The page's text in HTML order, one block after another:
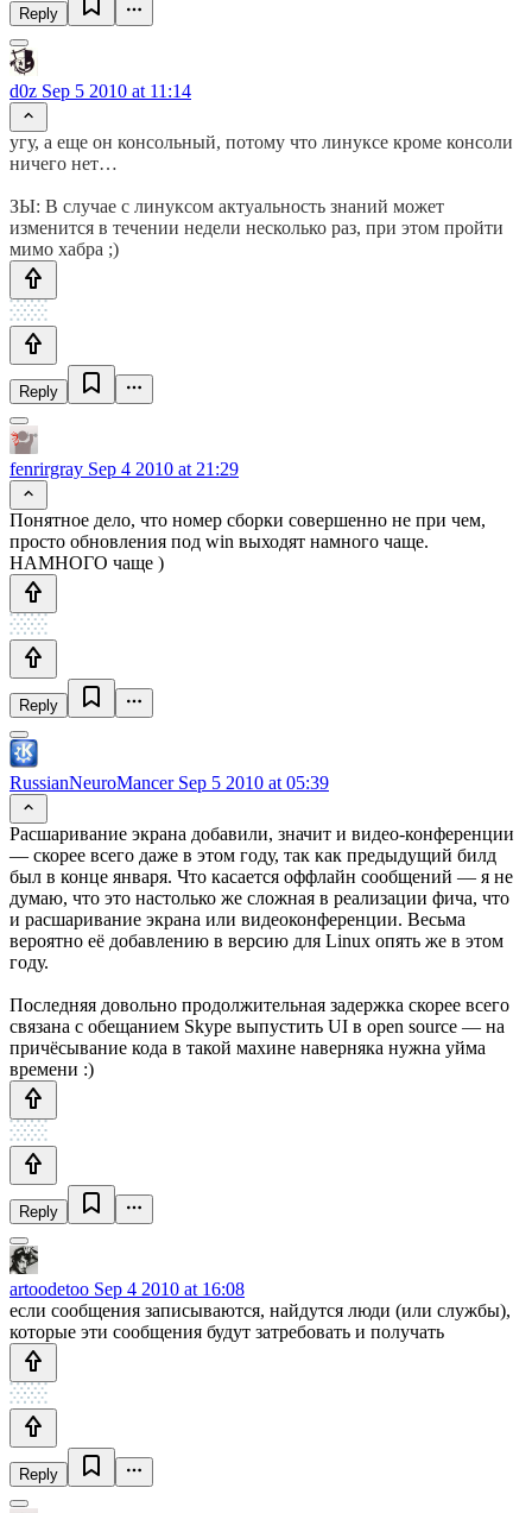
Reply
d0z Sep 5 2010 at 11:14
угу, а еще он консольный, потому что линуксе кроме консоли
ничего нет…
ЗЫ: В случае с линуксом актуальность знаний может
изменится в течении недели несколько раз, при этом пройти
мимо хабра ;)
Reply
fenrirgray Sep 4 2010 at 21:29
Понятное дело, что номер сборки совершенно не при чем,
просто обновления под win выходят намного чаще.
НАМНОГО чаще )
Reply
RussianNeuroMancerSep 5 2010 at 05:39
Расшаривание экрана добавили, значит и видео-конференции
— скорее всего даже в этом году, так как предыдущий билд
был в конце января. Что касается оффлайн сообщений — я не
думаю, что это настолько же сложная в реализации фича, что
и расшаривание экрана или видеоконференции. Весьма
вероятно её добавлению в версию для Linux опять же в этом
году.
Последняя довольно продолжительная задержка скорее всего
связана с обещанием Skype выпустить UI в open source — на
причёсывание кода в такой махине наверняка нужна уйма
времени :)
Reply
artoodetoo Sep 4 2010 at 16:08
если сообщения записываются, найдутся люди (или службы),
которые эти сообщения будут затребовать и получать
Reply